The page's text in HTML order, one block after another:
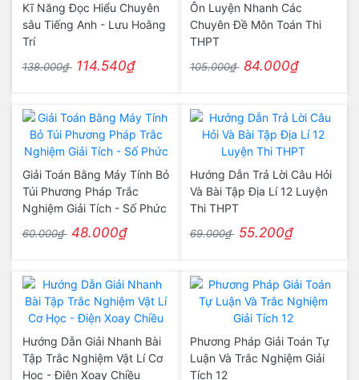
Kĩ Năng Đọc Hiểu Chuyên
sâu Tiếng Anh - Lưu Hoằng
Trí
138.000₫ 114.540₫
Ôn Luyện Nhanh Các
Chuyên Đề Môn Toán Thi
THPT
105.000₫ 84.000₫
Giải Toán Bằng Máy Tính Bỏ
Túi Phương Pháp Trắc
Nghiệm Giải Tích - Số Phức
60.000₫ 48.000₫
Hướng Dẫn Trả Lời Câu Hỏi
Và Bài Tập Địa Lí 12 Luyện
Thi THPT
69.000₫ 55.200₫
Hướng Dẫn Giải Nhanh Bài
Tập Trắc Nghiệm Vật Lí Cơ
Học - Điện Xoay Chiều
Phương Pháp Giải Toán Tự
Luận Và Trắc Nghiệm Giải
Tích 12